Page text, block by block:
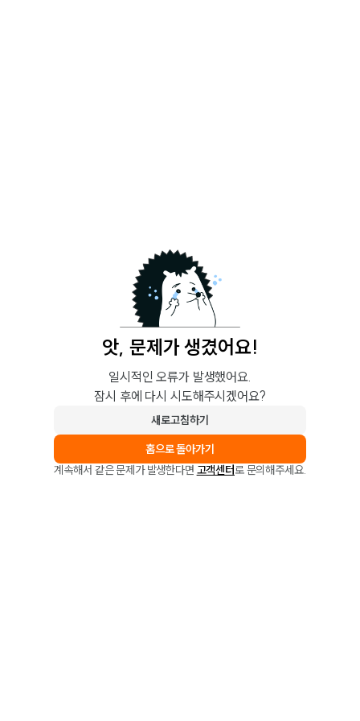
앗, 문제가 생겼어요!
일시적인 오류가 발생했어요.
잠시 후에 다시 시도해주시겠어요?
새로고침하기
홈으로 돌아가기
계속해서 같은 문제가 발생한다면 고객센터로 문의해주세요.